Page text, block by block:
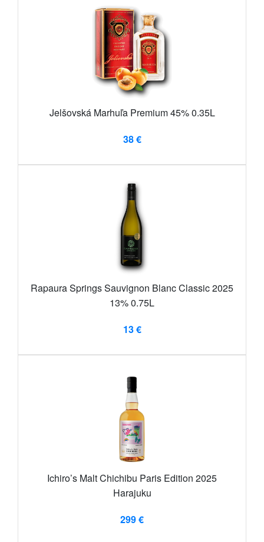
Jelšovská Marhuľa Premium 45% 0.35L
38 €
Rapaura Springs Sauvignon Blanc Classic 2025
13% 0.75L
13 €
Ichiro’s Malt Chichibu Paris Edition 2025
Harajuku
299 €